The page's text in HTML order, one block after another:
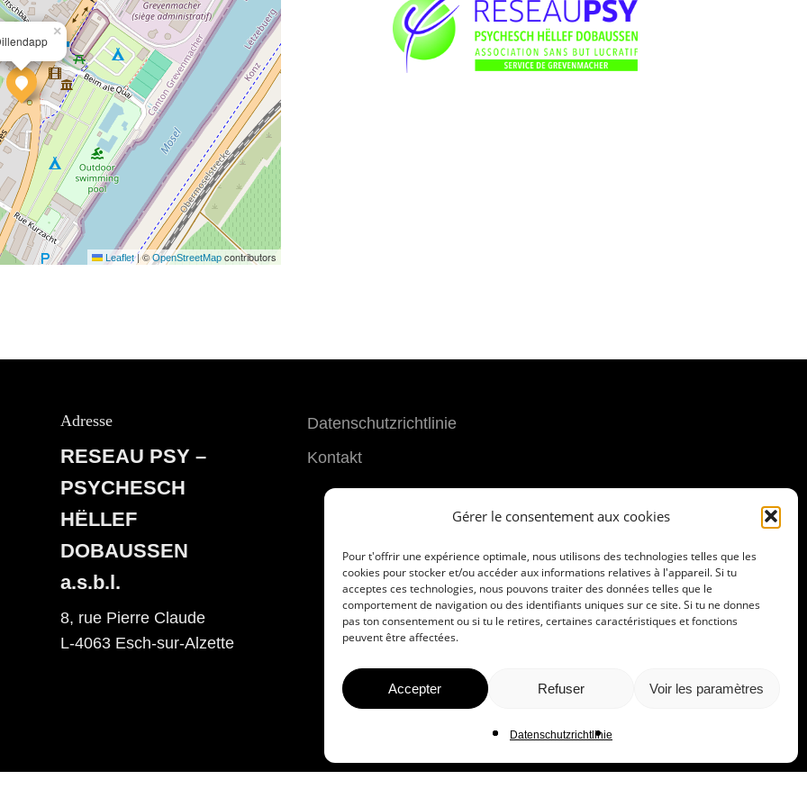
Gérer le consentement aux cookies
Pour t'offrir une expérience optimale, nous utilisons des technologies telles que les
cookies pour stocker et/ou accéder aux informations relatives à l'appareil. Si tu
acceptes ces technologies, nous pouvons traiter des données telles que le
comportement de navigation ou des identifiants uniques sur ce site. Si tu ne donnes
pas ton consentement ou si tu le retires, certaines caractéristiques et fonctions
peuvent être affectées.
Accepter Refuser Voir les paramètres
Datenschutzrichtlinie
×
Leaflet |©OpenStreetMap contributors
Adresse
RESEAU PSY –
PSYCHESCH
HËLLEF
DOBAUSSEN
a.s.b.l.
8, rue Pierre Claude
L-4063 Esch-sur-Alzette
Datenschutzrichtlinie
Kontakt